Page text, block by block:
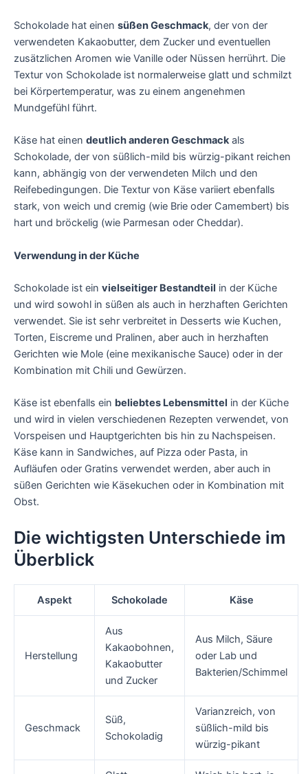
Schokolade hat einen süßen Geschmack, der von der
verwendeten Kakaobutter, dem Zucker und eventuellen
zusätzlichen Aromen wie Vanille oder Nüssen herrührt. Die
Textur von Schokolade ist normalerweise glatt und schmilzt
bei Körpertemperatur, was zu einem angenehmen
Mundgefühl führt.
Käse hat einen deutlich anderen Geschmackals
Schokolade, der von süßlich-mild bis würzig-pikant reichen
kann, abhängig von der verwendeten Milch und den
Reifebedingungen. Die Textur von Käse variiert ebenfalls
stark, von weich und cremig (wie Brie oder Camembert) bis
hart und bröckelig (wie Parmesan oder Cheddar).
Verwendung in der Küche
Schokolade ist ein vielseitiger Bestandteil in der Küche
und wird sowohl in süßen als auch in herzhaften Gerichten
verwendet. Sie ist sehr verbreitet in Desserts wie Kuchen,
Torten, Eiscreme und Pralinen, aber auch in herzhaften
Gerichten wie Mole (eine mexikanische Sauce) oder in der
Kombination mit Chili und Gewürzen.
Käse ist ebenfalls ein beliebtes Lebensmittel in der Küche
und wird in vielen verschiedenen Rezepten verwendet, von
Vorspeisen und Hauptgerichten bis hin zu Nachspeisen.
Käse kann in Sandwiches, auf Pizza oder Pasta, in
Aufläufen oder Gratins verwendet werden, aber auch in
süßen Gerichten wie Käsekuchen oder in Kombination mit
Obst.
Die wichtigsten Unterschiede im
Überblick
Aspekt Schokolade Käse
Herstellung
Aus
Kakaobohnen,
Kakaobutter
und Zucker
Aus Milch, Säure
oder Lab und
Bakterien/Schimmel
Geschmack
Süß,
Schokoladig
Varianzreich, von
süßlich-mild bis
würzig-pikant